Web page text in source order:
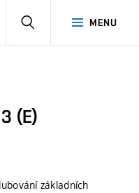
MENU
(E)
základních